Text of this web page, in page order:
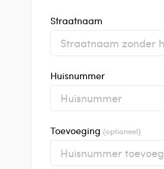
Straatnaam
Huisnummer
Toevoeging (optioneel)